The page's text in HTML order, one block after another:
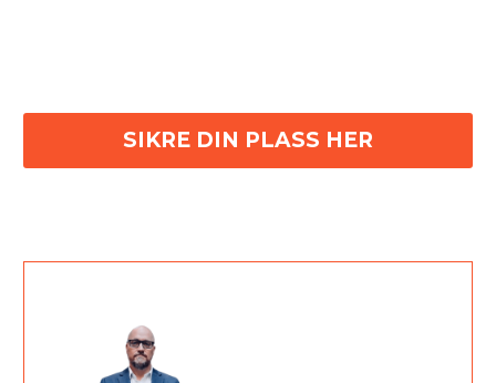
SIKRE DIN PLASS HER